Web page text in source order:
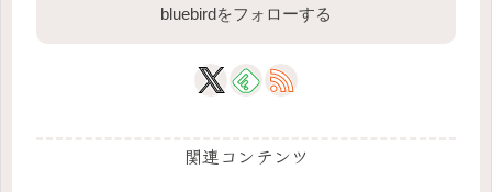
bluebirdをフォローする
関連コンテンツ